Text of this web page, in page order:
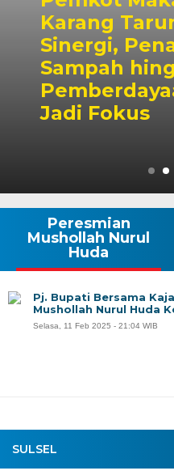
SULSEL
Peresmian
Mushollah Nurul
Huda
Pj. Bupati Bersama
Mushollah Nurul Huda
Selasa, 11 Feb 2025 - 21:04 WIB